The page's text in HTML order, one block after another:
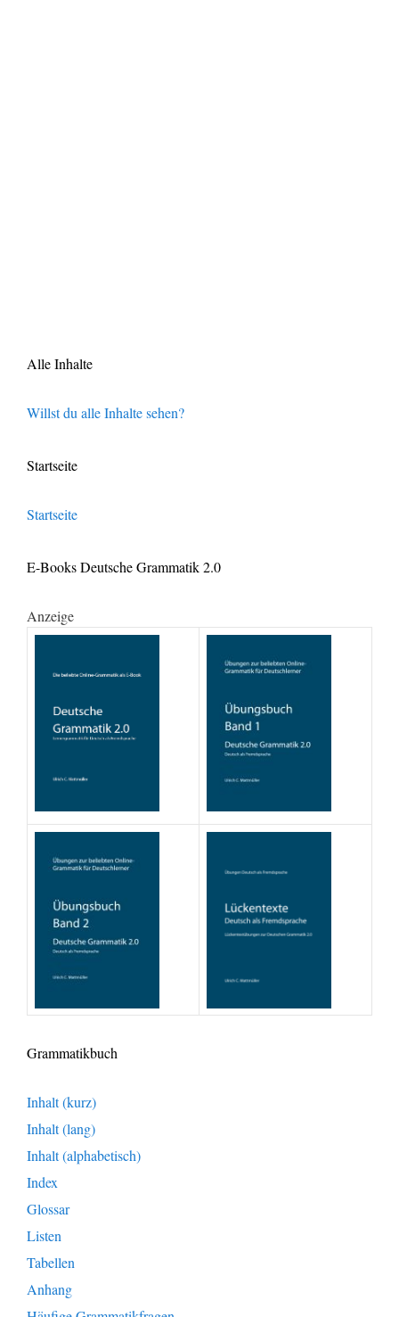
Alle Inhalte
Willst du alle Inhalte sehen?
Startseite
Startseite
E-Books Deutsche Grammatik 2.0
Anzeige
Grammatikbuch
Inhalt (kurz)
Inhalt (lang)
Inhalt (alphabetisch)
Index
Glossar
Listen
Tabellen
Anhang